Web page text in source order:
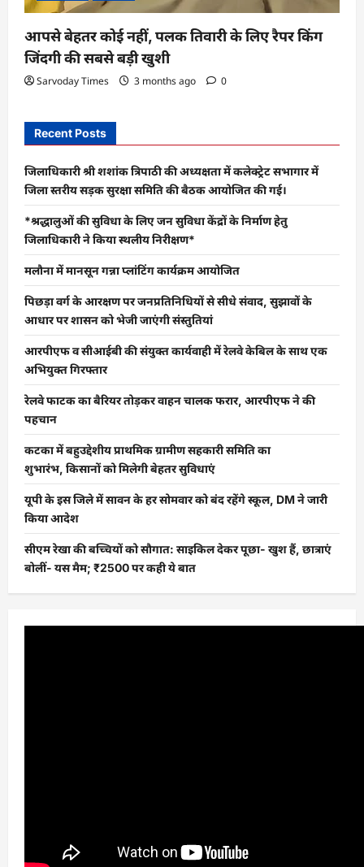
आपसे बेहतर कोई नहीं, पलक तिवारी के लिए रैपर किंग
जिंदगी की सबसे बड़ी खुशी
Sarvoday Times 3 months ago 0
Recent Posts
जिलाधिकारी श्री शशांक त्रिपाठी की अध्यक्षता में कलेक्ट्रेट सभागार में
जिला स्तरीय सड़क सुरक्षा समिति की बैठक आयोजित की गई।
*श्रद्धालुओं की सुविधा के लिए जन सुविधा केंद्रों के निर्माण हेतु
जिलाधिकारी ने किया स्थलीय निरीक्षण*
मलौना में मानसून गन्ना प्लांटिंग कार्यक्रम आयोजित
पिछड़ा वर्ग के आरक्षण पर जनप्रतिनिधियों से सीधे संवाद, सुझावों के
आधार पर शासन को भेजी जाएंगी संस्तुतियां
आरपीएफ व सीआईबी की संयुक्त कार्यवाही में रेलवे केबिल के साथ एक
अभियुक्त गिरफ्तार
रेलवे फाटक का बैरियर तोड़कर वाहन चालक फरार, आरपीएफ ने की
पहचान
कटका में बहुउद्देशीय प्राथमिक ग्रामीण सहकारी समिति का
शुभारंभ, किसानों को मिलेगी बेहतर सुविधाएं
यूपी के इस जिले में सावन के हर सोमवार को बंद रहेंगे स्कूल, DM ने जारी
किया आदेश
सीएम रेखा की बच्चियों को सौगात: साइकिल देकर पूछा- खुश हैं, छात्राएं
बोलीं- यस मैम; ₹2500 पर कही ये बात